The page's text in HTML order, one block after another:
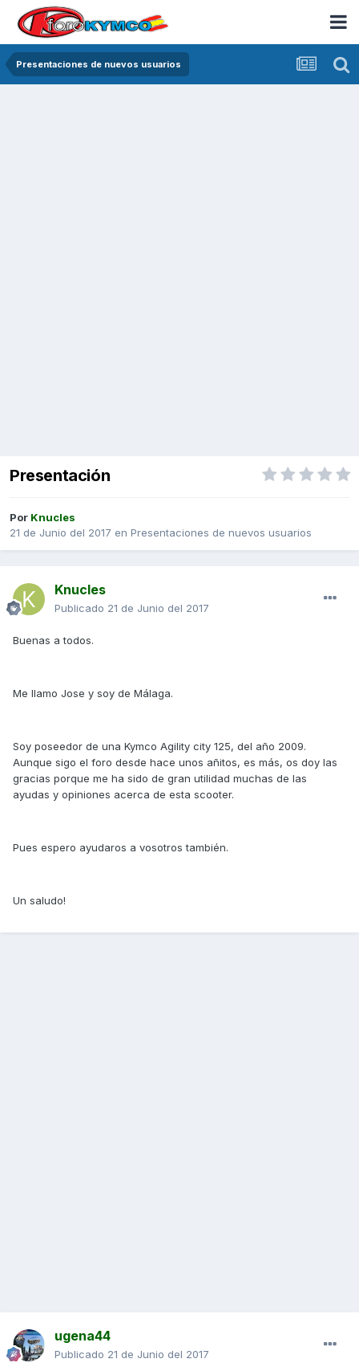
Presentaciones de nuevos usuarios
Presentación
Por Knucles
21 de Junio del 2017 en Presentaciones de nuevos usuarios
Knucles
Publicado 21 de Junio del 2017
Buenas a todos.
Me llamo Jose y soy de Málaga.
Soy poseedor de una Kymco Agility city 125, del año 2009.
Aunque sigo el foro desde hace unos añitos, es más, os doy las
gracias porque me ha sido de gran utilidad muchas de las
ayudas y opiniones acerca de esta scooter.
Pues espero ayudaros a vosotros también.
Un saludo!
ugena44
Publicado 21 de Junio del 2017